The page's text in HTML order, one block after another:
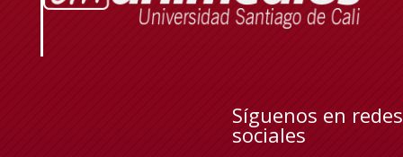
Síguenos en redes
sociales